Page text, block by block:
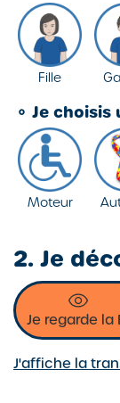
Fille
⚬ Je
Moteur
2. Je
Je regarde la
J'affiche la